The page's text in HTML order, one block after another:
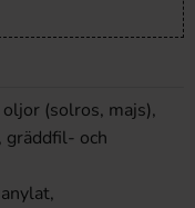
(solros, majs),
gräddfil- och